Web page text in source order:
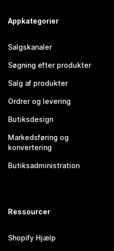
Appkategorier
Salgskanaler
Søgning efter produkter
Salg af produkter
Ordrer og levering
Butiksdesign
Markedsføring og
konvertering
Butiksadministration
Ressourcer
Shopify Hjælp